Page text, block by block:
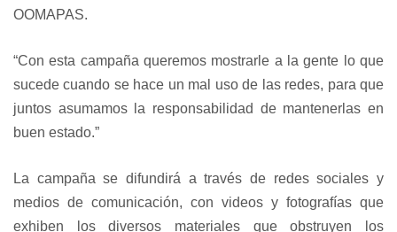
OOMAPAS.
“Con esta campaña queremos mostrarle a la gente lo que
sucede cuando se hace un mal uso de las redes, para que
juntos asumamos la responsabilidad de mantenerlas en
buen estado.”
La campaña se difundirá a través de redes sociales y
medios de comunicación, con videos y fotografías que
exhiben los diversos materiales que obstruyen los